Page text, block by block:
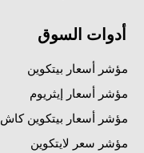
أدوات السوق
مؤشر أسعار بيتكوين
مؤشر أسعار إيثريوم
مؤشر أسعار بيتكوين كاش
مؤشر سعر لايتكوين